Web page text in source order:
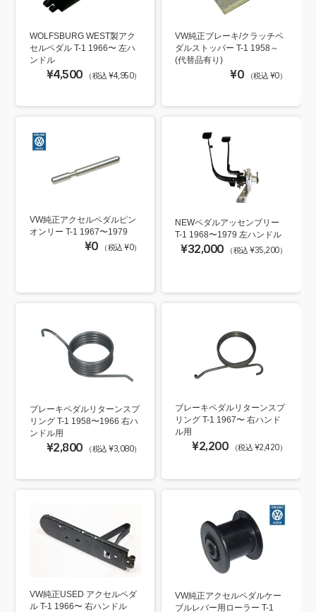
WOLFSBURG WEST製アク
セルペダル T-1 1966〜 左ハ
ンドル
¥4,500 （税込 ¥4,950）
VW純正ブレーキ/クラッチペ
ダルストッパー T-1 1958～
(代替品有り)
¥0 （税込 ¥0）
VW純正アクセルペダルピン
オンリー T-1 1967〜1979
¥0 （税込 ¥0）
NEWペダルアッセンブリー
T-1 1968〜1979 左ハンドル
¥32,000 （税込 ¥35,200）
ブレーキペダルリターンスプ
リング T-1 1958〜1966 右ハ
ンドル用
¥2,800 （税込 ¥3,080）
ブレーキペダルリターンスプ
リング T-1 1967〜 右ハンド
ル用
¥2,200 （税込 ¥2,420）
VW純正USED アクセルペダ
ル T-1 1966〜 右ハンドル
VW純正アクセルペダルケー
ブルレバー用ローラー T-1